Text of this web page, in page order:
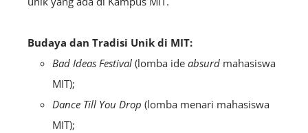
Budaya dan Tradisi Unik di MIT:
Bad Ideas Festival (lomba ide absurd mahasiswa
MIT);
Dance Till You Drop (lomba menari mahasiswa
MIT);